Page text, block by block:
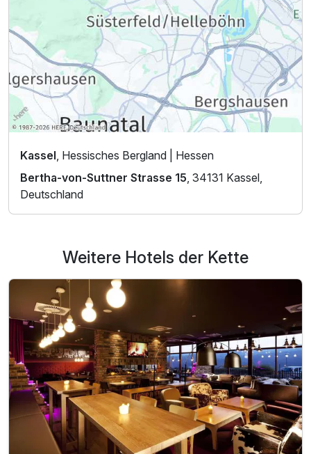
Kassel , Hessisches Bergland | Hessen
Bertha-von-Suttner Strasse 15 , 34131 Kassel,
Deutschland
Weitere Hotels der Kette